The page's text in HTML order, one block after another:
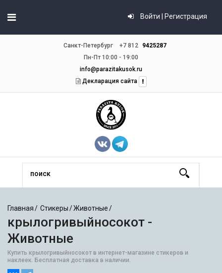
Войти | Регистрация
Санкт-Петербург +7 812
9425287
Пн-Пт 10:00 - 19:00
info@parazitakusok.ru
Декларация сайта
Главная Стикеры Животные
крылогривыйносокот -
Животные
Купить крылогривыйносокот в интернет-магазине стикеров и
наклеек. Бесплатная доставка в наличии.